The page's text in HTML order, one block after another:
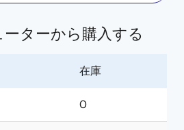
ターから購入する
在庫
0